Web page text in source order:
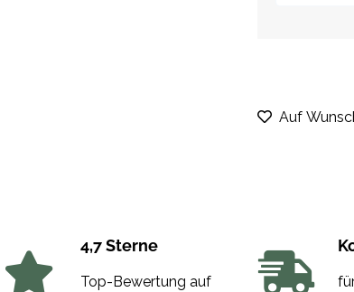
Auf
4,7 Sterne
Top-Bewertung auf